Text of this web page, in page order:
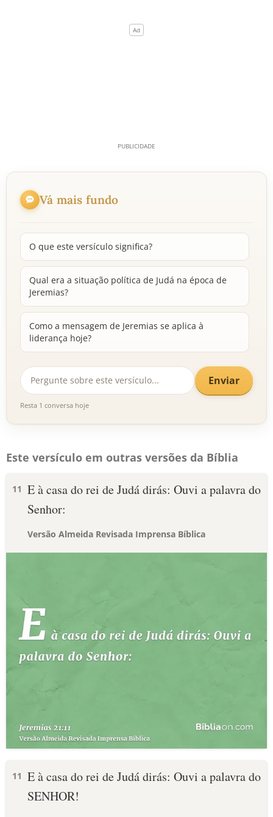
Vá mais fundo
O que este versículo significa?
Qual era a situação política de Judá na época de
Jeremias?
Como a mensagem de Jeremias se aplica à
liderança hoje?
Enviar
Resta 1 conversa hoje
Este versículo em outras versões da Bíblia
11 E à casa do rei de Judá dirás: Ouvi a palavra do
Senhor:
Versão Almeida Revisada Imprensa Bíblica
11 E à casa do rei de Judá dirás: Ouvi a palavra do
SENHOR!